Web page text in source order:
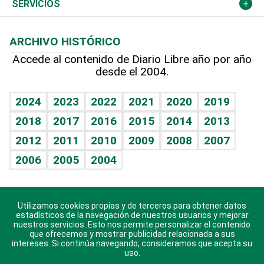
Hablando con el pediatra
Vida y familia
Eñe
Celebrando la vida
Sin complejos
En pocas palabras
Escuchando al corazón
Economía Personal
TBT Deportivo
Columnistas
Más firmas
Cambio climático
Opinión
Hecho en casa
Guía del dinero
SERVICIOS
Cumpleaños
Horóscopos
Crucigramas
ARCHIVO HISTÓRICO
Accede al contenido de Diario Libre año por año
desde el 2004.
2024 2023 2022 2021 2020
2019
2018
2017 2016 2015 2014
2013
2012
2011 2010 2009 2008
2007
2006
2005 2004
Descarga nuestras aplicaciones para Android, iOS y
sistema Huawei.
Utilizamos cookies propias y de terceros para obtener datos
estadísticos de la navegación de nuestros usuarios y mejorar
nuestros servicios. Esto nos permite personalizar el contenido
que ofrecemos y mostrar publicidad relacionada a sus
intereses. Si continúa navegando, consideramos que acepta su
uso.